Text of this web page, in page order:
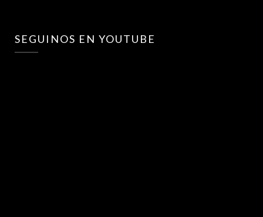
SEGUINOS EN YOUTUBE